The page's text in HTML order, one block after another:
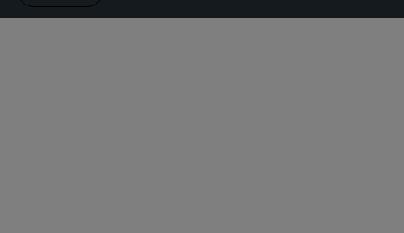
如何使用积分